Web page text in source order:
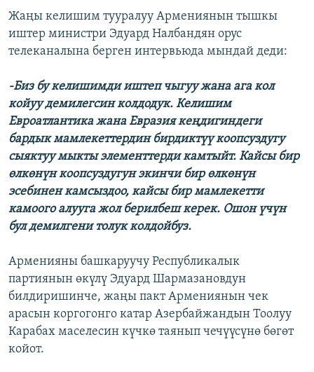
Жаңы келишим тууралуу Армениянын тышкы
иштер министри Эдуард Налбандян орус
телеканалына берген интервьюда мындай деди:
-Биз бу келишимди иштеп чыгуу жана ага кол
койуу демилегсин колдодук. Келишим
Евроатлантика жана Евразия кеңдигиндеги
бардык мамлекеттердин бирдиктүү коопсуздугу
сыяктуу мыкты элементтерди камтыйт. Кайсы бир
өлкөнүн коопсуздугун экинчи бир өлкөнүн
эсебинен камсыздоо, кайсы бир мамлекетти
камоого алууга жол берилбеш керек. Ошон үчүн
бул демилгени толук колдойбуз.
Арменияны башкаруучу Республикалык
партиянын өкүлү Эдуард Шармазановдун
билдиришинче, жаңы пакт Армениянын чек
арасын коргогонго катар Азербайжандын Тоолуу
Карабах маселесин күчкө таянып чечүүсүнө бөгөт
койот.